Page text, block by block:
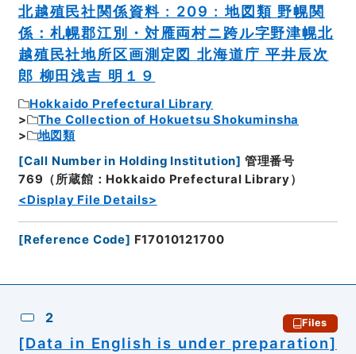
北越殖民社関係資料 : 209 : 地図類 野幌関
係：札幌郡江別・対雁両村ニ跨ル字野津幌北
越殖民社地所区画測定図 北海道庁 平井辰次
郎 柳田浅吉 明１９
Hokkaido Prefectural Library
The Collection of Hokuetsu Shokuminsha
地図類
[Call Number in Holding Institution] 管理番号
769（所蔵館：Hokkaido Prefectural Library）
<Display File Details>
[Reference Code] F17010121700
2 Files
[Data in English is under preparation]